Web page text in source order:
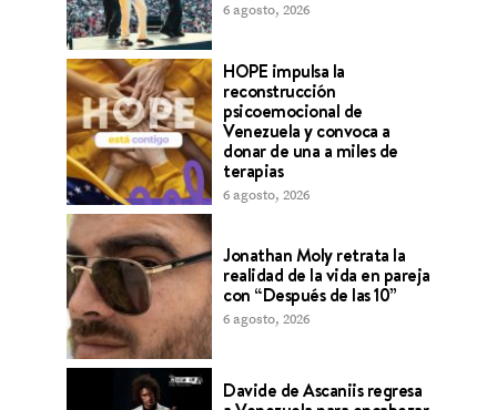
6 agosto, 2026
HOPE impulsa la
reconstrucción
psicoemocional de
Venezuela y convoca a
donar de una a miles de
terapias
6 agosto, 2026
Jonathan Moly retrata la
realidad de la vida en pareja
con “Después de las 10”
6 agosto, 2026
Davide de Ascaniis regresa